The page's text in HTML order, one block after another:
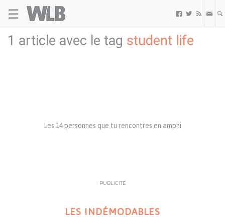
☰   
1 article avec le tag student life
Les 14 personnes que tu rencontres en amphi
PUBLICITÉ
LES INDÉMODABLES